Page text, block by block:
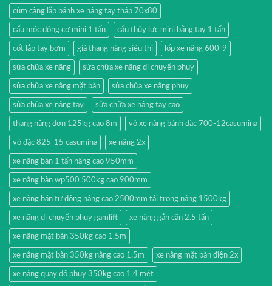
cùm càng lắp bánh xe nâng tay thấp 70x80
cẩu móc động cơ mini 1 tấn cẩu thủy lực mini bằng tay 1 tấn
cốt lắp tay bơm giá thang nâng siêu thị lốp xe nâng 600-9
sửa chữa xe nâng sửa chữa xe nâng di chuyển phuy
sửa chữa xe nâng mặt bàn sửa chữa xe nâng phuy
sửa chữa xe nâng tay sửa chữa xe nâng tay cao
thang nâng đơn 125kg cao 8m vỏ xe nâng bánh đặc 700-12casumina
vỏ đặc 825-15 casumina xe nâng 2x
xe nâng bàn 1 tấn nâng cao 950mm
xe nâng bàn wp500 500kg cao 900mm
xe nâng bán tự động nâng cao 2500mm tải trọng nâng 1500kg
xe nâng di chuyển phuy gamlift xe nâng gắn cân 2.5 tấn
xe nâng mặt bàn 350kg cao 1.5m
xe nâng mặt bàn 350kg nâng cao 1.5m xe nâng mặt bàn điện 2x
xe nâng quay đổ phuy 350kg cao 1.4 mét